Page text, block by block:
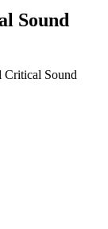
Sound
Critical Sound